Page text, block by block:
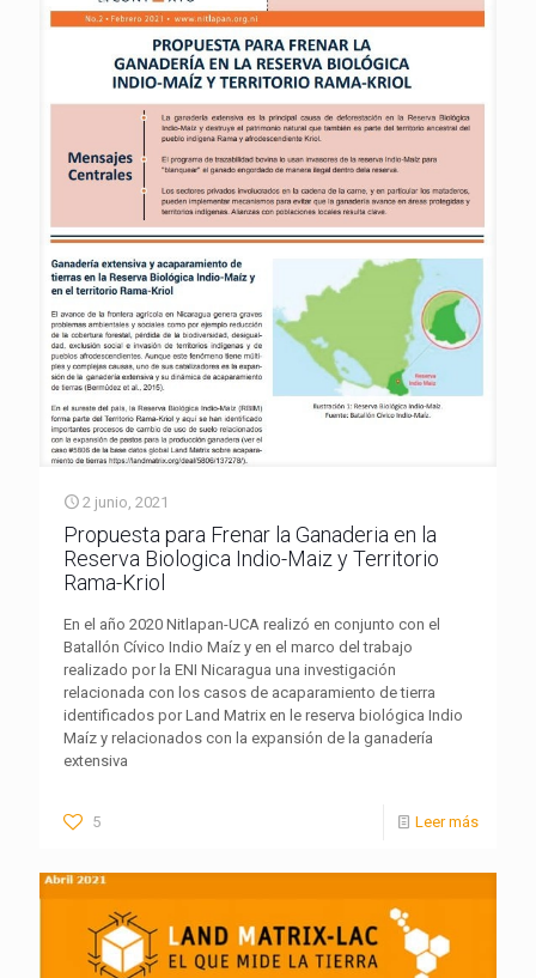
2 junio, 2021
Propuesta para Frenar la Ganaderia en la
Reserva Biologica Indio-Maiz y Territorio
Rama-Kriol
En el año 2020 Nitlapan-UCA realizó en conjunto con el
Batallón Cívico Indio Maíz y en el marco del trabajo
realizado por la ENI Nicaragua una investigación
relacionada con los casos de acaparamiento de tierra
identificados por Land Matrix en le reserva biológica Indio
Maíz y relacionados con la expansión de la ganadería
extensiva
5 Leer más